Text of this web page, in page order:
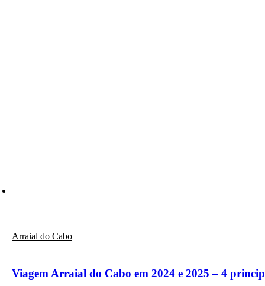
Arraial do Cabo
Viagem Arraial do Cabo em 2024 e 2025 – 4